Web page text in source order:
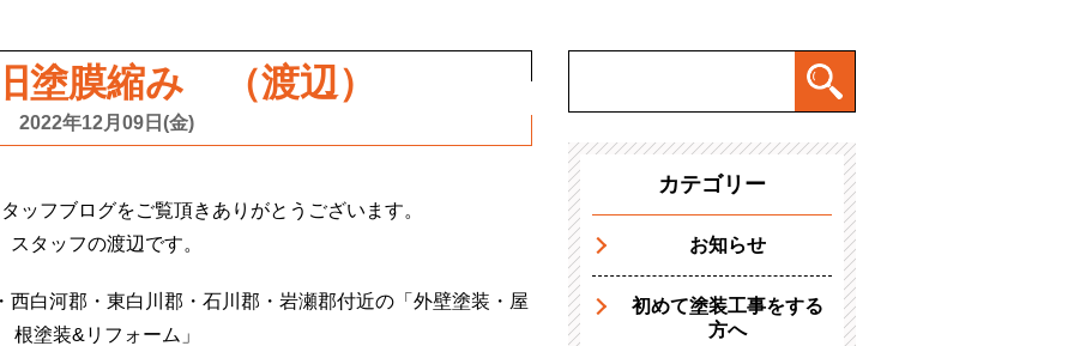
塗膜縮み （渡辺）
2022年12月09日(金)
ッフブログをご覧頂きありがとうございます。
スタッフの渡辺です。
白河郡・東白川郡・石川郡・岩瀬郡付近の「外壁塗装・屋
根塗装&リフォーム」
カテゴリー
お知らせ
初めて塗装工事をする
方へ